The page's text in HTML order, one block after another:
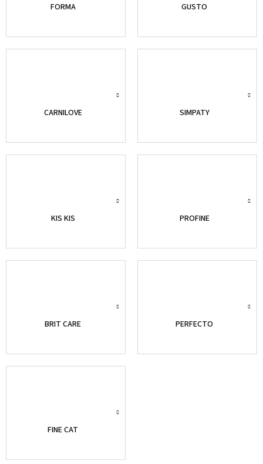
FORMA GUSTO
CARNILOVE SIMPATY
KIS KIS PROFINE
BRIT CARE PERFECTO
FINE CAT